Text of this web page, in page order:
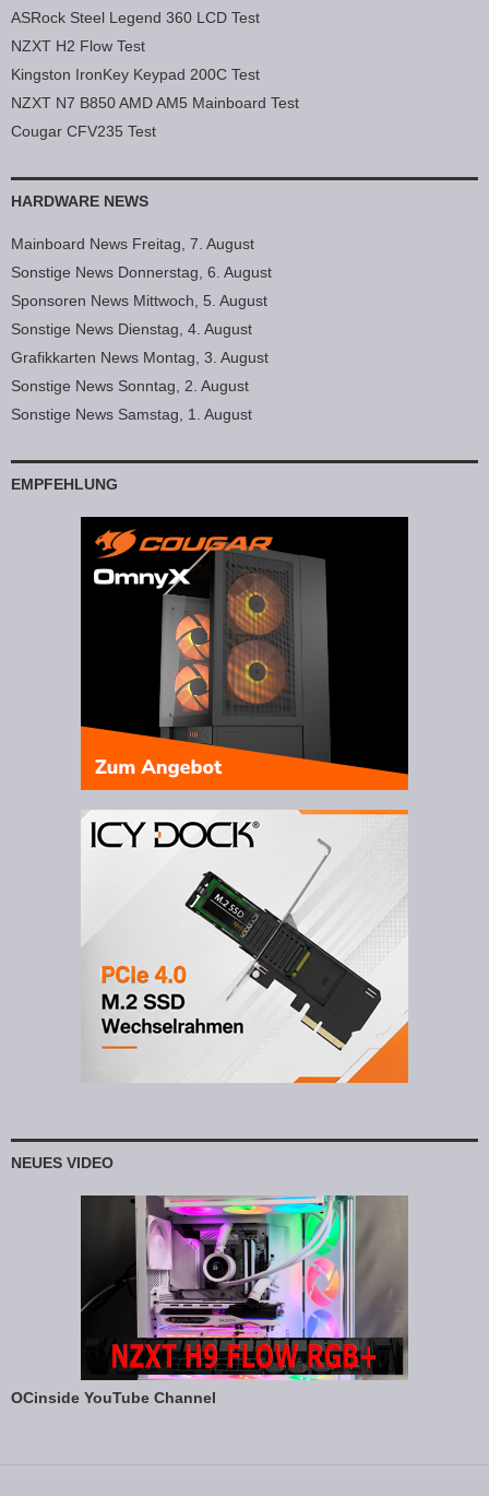
ASRock Steel Legend 360 LCD Test
NZXT H2 Flow Test
Kingston IronKey Keypad 200C Test
NZXT N7 B850 AMD AM5 Mainboard Test
Cougar CFV235 Test
HARDWARE NEWS
Mainboard News Freitag, 7. August
Sonstige News Donnerstag, 6. August
Sponsoren News Mittwoch, 5. August
Sonstige News Dienstag, 4. August
Grafikkarten News Montag, 3. August
Sonstige News Sonntag, 2. August
Sonstige News Samstag, 1. August
EMPFEHLUNG
NEUES VIDEO
OCinside YouTube Channel